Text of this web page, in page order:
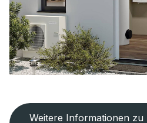
Weitere Informationen zu